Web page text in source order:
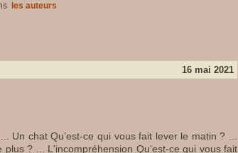
les auteurs
16 mai 2021
Un chat Qu’est-ce qui vous fait lever le matin ? ...
? ... L'incompréhension Qu’est-ce qui vous fait